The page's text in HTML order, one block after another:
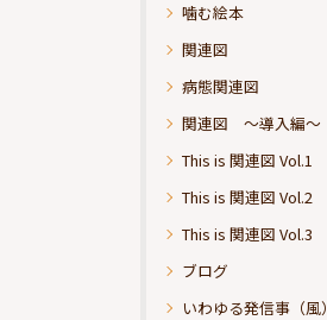
噛む絵本
関連図
病態関連図
関連図 ～導入編～
This is 関連図 Vol.1
This is 関連図 Vol.2
This is 関連図 Vol.3
ブログ
いわゆる発信事（風）